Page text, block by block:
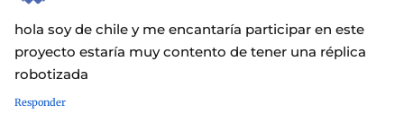
hola soy de chile y me encantaría participar en este
proyecto estaría muy contento de tener una réplica
robotizada
Responder